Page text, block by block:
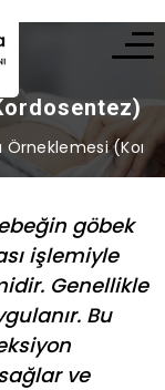
Örneklemesi
göbek
işlemiyle
Genellikle
Bu
ve